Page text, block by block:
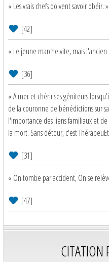
« Les vrais chefs doivent savoir obéir. »
[42]
« Le jeune marche vite, mais
[36]
« Aimer et chérir ses géniteurs
de la couronne de bénédictions sur
l'importance des liens familiaux et
la mort. Sans détour, c'est
[31]
« On tombe par accident, On se
[47]
CITATION